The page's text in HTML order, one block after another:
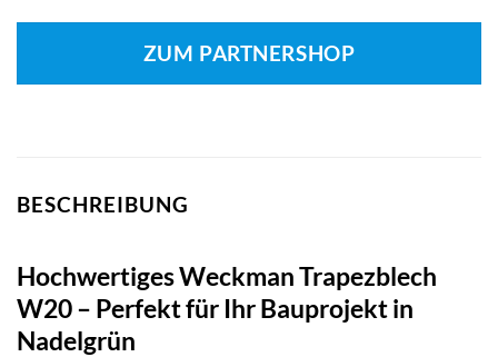
ZUM PARTNERSHOP
BESCHREIBUNG
Hochwertiges Weckman Trapezblech
W20 – Perfekt für Ihr Bauprojekt in
Nadelgrün